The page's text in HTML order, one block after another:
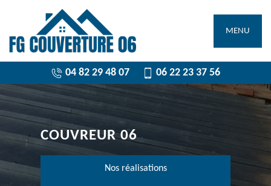
MENU
04 82 29 48 07 06 22 23 37 56
COUVREUR 06
Nos réalisations